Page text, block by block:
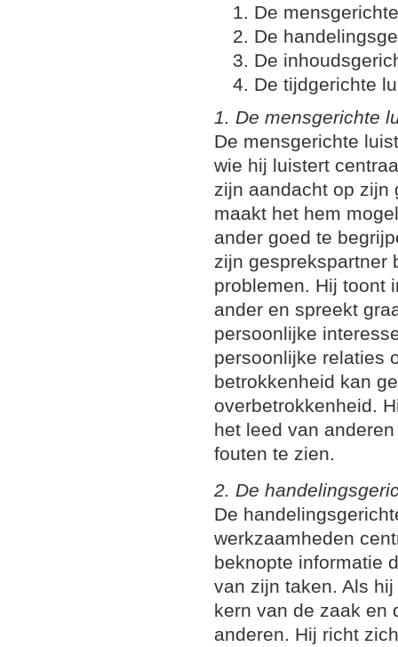
De
De
De
De tijdgerichte
1. De mensgerichte
De mensgerichte
wie hij luistert
zijn aandacht op zijn
maakt het hem
ander goed te
zijn gesprekspartner
problemen. Hij toont
ander en spreekt
persoonlijke
persoonlijke relaties
betrokkenheid kan
overbetrokkenheid.
het leed van
fouten te zien.
2. De
De
werkzaamheden
beknopte informatie
van zijn taken. Als
kern van de zaak en
anderen. Hij richt